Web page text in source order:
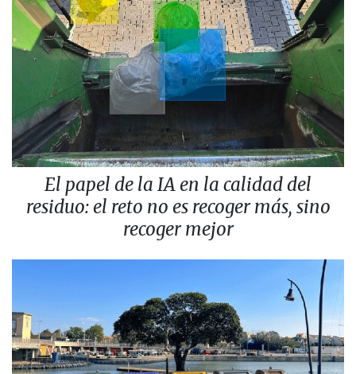
El papel de la IA en la calidad del
residuo: el reto no es recoger más, sino
recoger mejor